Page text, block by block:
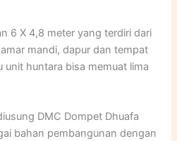
6 X 4,8 meter yang terdiri dari
mandi, dapur dan tempat
unit huntara bisa memuat lima
DMC Dompet Dhuafa
bahan pembangunan dengan